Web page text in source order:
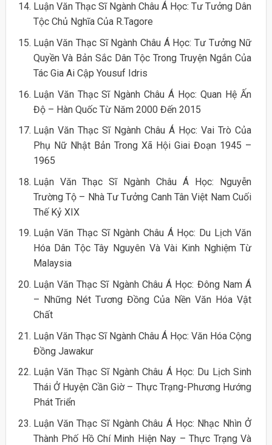
Luận Văn Thạc Sĩ Ngành Châu Á Học: Tư Tưởng Dân
Tộc Chủ Nghĩa Của R.Tagore
Luận Văn Thạc Sĩ Ngành Châu Á Học: Tư Tưởng Nữ
Quyền Và Bản Sắc Dân Tộc Trong Truyện Ngắn Của
Tác Gia Ai Cập Yousuf Idris
Luận Văn Thạc Sĩ Ngành Châu Á Học: Quan Hệ Ấn
Độ – Hàn Quốc Từ Năm 2000 Đến 2015
Luận Văn Thạc Sĩ Ngành Châu Á Học: Vai Trò Của
Phụ Nữ Nhật Bản Trong Xã Hội Giai Đoạn 1945 –
1965
Luận Văn Thạc Sĩ Ngành Châu Á Học: Nguyễn
Trường Tộ – Nhà Tư Tưởng Canh Tân Việt Nam Cuối
Thế Kỷ XIX
Luận Văn Thạc Sĩ Ngành Châu Á Học: Du Lịch Văn
Hóa Dân Tộc Tây Nguyên Và Vài Kinh Nghiệm Từ
Malaysia
Luận Văn Thạc Sĩ Ngành Châu Á Học: Đông Nam Á
– Những Nét Tương Đồng Của Nền Văn Hóa Vật
Chất
Luận Văn Thạc Sĩ Ngành Châu Á Học: Văn Hóa Cộng
Đồng Jawakur
Luận Văn Thạc Sĩ Ngành Châu Á Học: Du Lịch Sinh
Thái Ở Huyện Cần Giờ – Thực Trạng-Phương Hướng
Phát Triển
Luận Văn Thạc Sĩ Ngành Châu Á Học: Nhạc Nhìn Ở
Thành Phố Hồ Chí Minh Hiện Nay – Thực Trạng Và